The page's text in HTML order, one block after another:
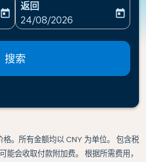
date-aria-label
today
返回
fc-booking-return-date-
24/08/2026
today
搜索
。所有金额均以 CNY 为单位。 包含税
能会收取付款附加费。 根据所需费用，